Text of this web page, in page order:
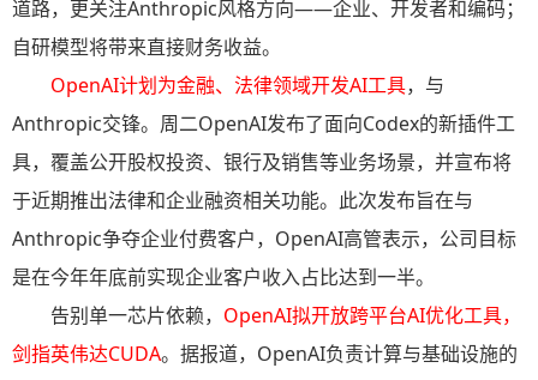
道路，更关注Anthropic风格方向——企业、开发者和编码；
自研模型将带来直接财务收益。
OpenAI计划为金融、法律领域开发AI工具，与
Anthropic交锋。周二OpenAI发布了面向Codex的新插件工
具，覆盖公开股权投资、银行及销售等业务场景，并宣布将
于近期推出法律和企业融资相关功能。此次发布旨在与
Anthropic争夺企业付费客户，OpenAI高管表示，公司目标
是在今年年底前实现企业客户收入占比达到一半。
告别单一芯片依赖， OpenAI拟开放跨平台AI优化工具，
剑指英伟达CUDA。据报道，OpenAI负责计算与基础设施的